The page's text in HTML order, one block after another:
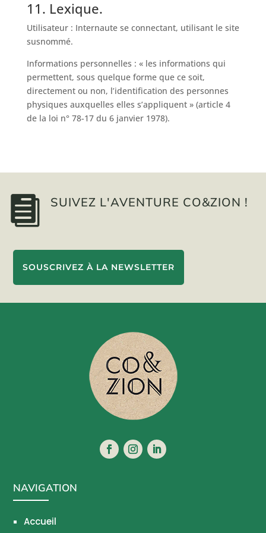
11. Lexique.
Utilisateur : Internaute se connectant, utilisant le site
susnommé.
Informations personnelles : « les informations qui
permettent, sous quelque forme que ce soit,
directement ou non, l’identification des personnes
physiques auxquelles elles s’appliquent » (article 4
de la loi n° 78-17 du 6 janvier 1978).
 SUIVEZ L'AVENTURE CO&ZION !
SOUSCRIVEZ À LA NEWSLETTER
NAVIGATION
Accueil